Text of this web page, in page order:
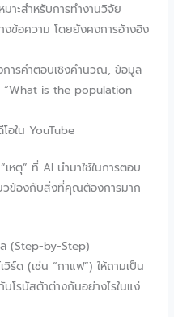
าะสำหรับการทำงานวิจัย
งข้อความ โดยยังคงการอ้างอิง
ารคำตอบเชิงคำนวณ, ข้อมูล
“What is the population
อใน YouTube
หตุ” ที่ AI นำมาใช้ในการตอบ
วข้องกับสิ่งที่คุณต้องการมาก
(Step-by-Step)
ร์ด (เช่น “กาแฟ”) ให้ถามเป็น
โรบัสต้าต่างกันอย่างไรในแง่